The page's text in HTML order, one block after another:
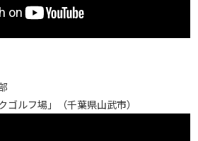
ルフ場」（千葉県山武市）